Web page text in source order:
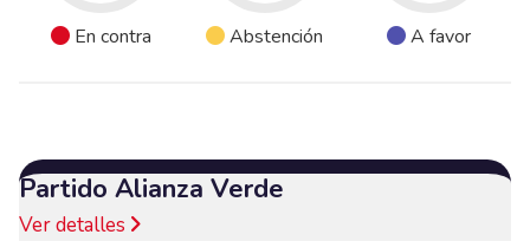
En contra Abstención A favor
Partido Alianza Verde
Ver detalles